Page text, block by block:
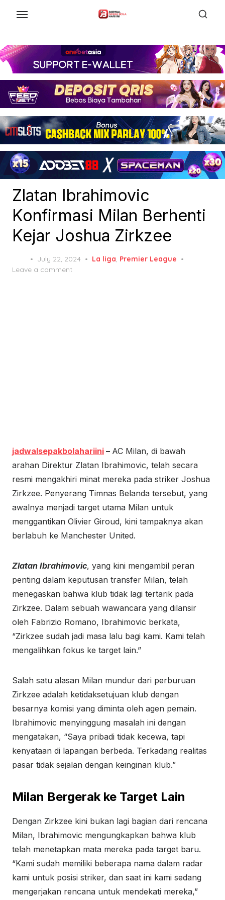
content
Zlatan Ibrahimovic
Konfirmasi Milan Berhenti
Kejar Joshua Zirkzee
Posted
on
July 22, 2024 La liga, Premier League
Leave a comment
jadwalsepakbolahariini – AC Milan, di bawah
arahan Direktur Zlatan Ibrahimovic, telah secara
resmi mengakhiri minat mereka pada striker Joshua
Zirkzee. Penyerang Timnas Belanda tersebut, yang
awalnya menjadi target utama Milan untuk
menggantikan Olivier Giroud, kini tampaknya akan
berlabuh ke Manchester United.
Zlatan Ibrahimovic, yang kini mengambil peran
penting dalam keputusan transfer Milan, telah
menegaskan bahwa klub tidak lagi tertarik pada
Zirkzee. Dalam sebuah wawancara yang dilansir
oleh Fabrizio Romano, Ibrahimovic berkata,
“Zirkzee sudah jadi masa lalu bagi kami. Kami telah
mengalihkan fokus ke target lain.”
Salah satu alasan Milan mundur dari perburuan
Zirkzee adalah ketidaksetujuan klub dengan
besarnya komisi yang diminta oleh agen pemain.
Ibrahimovic menyinggung masalah ini dengan
mengatakan, “Saya pribadi tidak kecewa, tapi
kenyataan di lapangan berbeda. Terkadang realitas
pasar tidak sejalan dengan keinginan klub.”
Milan Bergerak ke Target Lain
Dengan Zirkzee kini bukan lagi bagian dari rencana
Milan, Ibrahimovic mengungkapkan bahwa klub
telah menetapkan mata mereka pada target baru.
“Kami sudah memiliki beberapa nama dalam radar
kami untuk posisi striker, dan saat ini kami sedang
mengerjakan rencana untuk mendekati mereka,”